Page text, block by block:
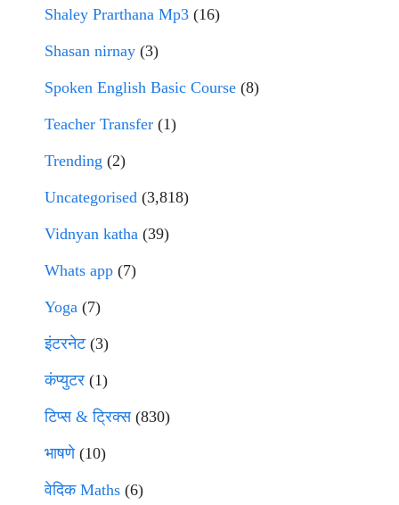
Shaley Prarthana Mp3 (16)
Shasan nirnay (3)
Spoken English Basic Course (8)
Teacher Transfer (1)
Trending (2)
Uncategorised (3,818)
Vidnyan katha (39)
Whats app (7)
Yoga (7)
इंटरनेट(3)
कंप्युटर (1)
टिप्स & ट्रिक्स(830)
भाषणे(10)
वेदिक Maths (6)